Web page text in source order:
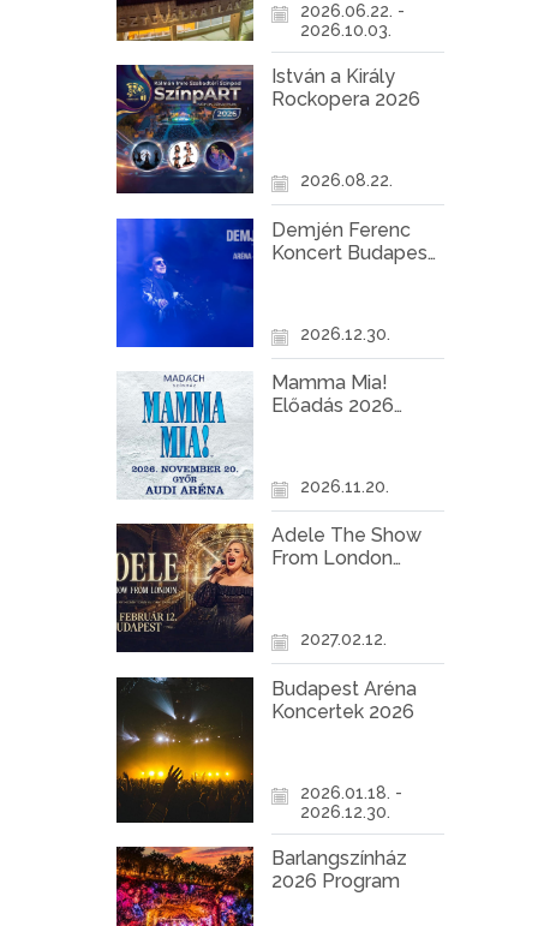
2026.06.22. -
2026.10.03.
István a Király
Rockopera 2026
2026.08.22.
Demjén Ferenc
Koncert Budapest
2026.12.30.
Mamma Mia!
Előadás 2026
2026.11.20.
Adele The Show
From London
2027.02.12.
Budapest Aréna
Koncertek 2026
2026.01.18. -
2026.12.30.
Barlangszínház
2026 Program